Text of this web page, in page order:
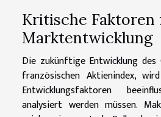
Kritische Faktoren
Marktentwicklung
Die zukünftige Entwicklung des
französischen Aktienindex,
Entwicklungsfaktoren
analysiert werden müssen.